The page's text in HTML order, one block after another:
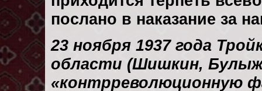
послано в наказание за
23 ноября 1937 года
области (Шишкин,
«контрреволюционную